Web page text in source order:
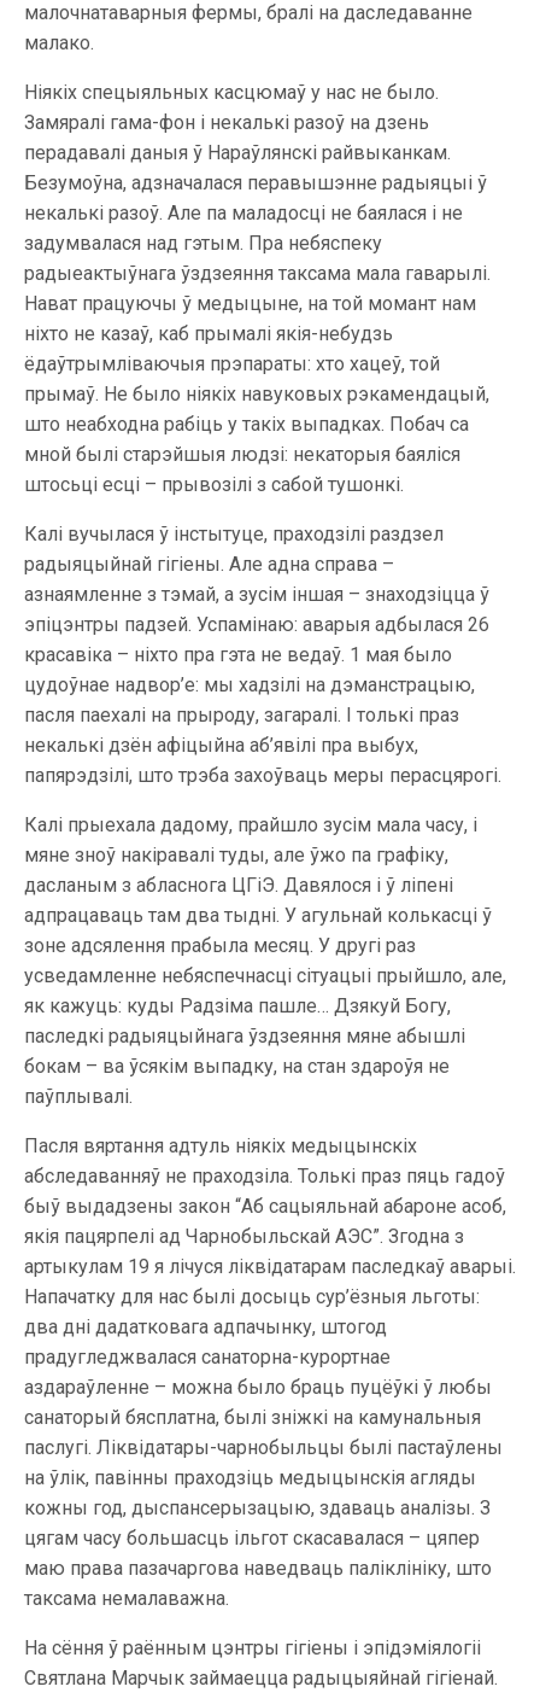
малочнатаварныя фермы, бралі на даследаванне
малако.
Ніякіх спецыяльных касцюмаў у нас не было.
Замяралі гама-фон і некалькі разоў на дзень
перадавалі даныя ў Нараўлянскі райвыканкам.
Безумоўна, адзначалася перавышэнне радыяцыі ў
некалькі разоў. Але па маладосці не баялася і не
задумвалася над гэтым. Пра небяспеку
радыеактыўнага ўздзеяння таксама мала гаварылі.
Нават працуючы ў медыцыне, на той момант нам
ніхто не казаў, каб прымалі якія-небудзь
ёдаўтрымліваючыя прэпараты: хто хацеў, той
прымаў. Не было ніякіх навуковых рэкамендацый,
што неабходна рабіць у такіх выпадках. Побач са
мной былі старэйшыя людзі: некаторыя баяліся
штосьці есці – прывозілі з сабой тушонкі.
Калі вучылася ў інстытуце, праходзілі раздзел
радыяцыйнай гігіены. Але адна справа –
азнаямленне з тэмай, а зусім іншая – знаходзіцца ў
эпіцэнтры падзей. Успамінаю: аварыя адбылася 26
красавіка – ніхто пра гэта не ведаў. 1 мая было
цудоўнае надвор’е: мы хадзілі на дэманстрацыю,
пасля паехалі на прыроду, загаралі. І толькі праз
некалькі дзён афіцыйна аб’явілі пра выбух,
папярэдзілі, што трэба захоўваць меры перасцярогі.
Калі прыехала дадому, прайшло зусім мала часу, і
мяне зноў накіравалі туды, але ўжо па графіку,
дасланым з абласнога ЦГіЭ. Давялося і ў ліпені
адпрацаваць там два тыдні. У агульнай колькасці ў
зоне адсялення прабыла месяц. У другі раз
усведамленне небяспечнасці сітуацыі прыйшло, але,
як кажуць: куды Радзіма пашле… Дзякуй Богу,
паследкі радыяцыйнага ўздзеяння мяне абышлі
бокам – ва ўсякім выпадку, на стан здароўя не
паўплывалі.
Пасля вяртання адтуль ніякіх медыцынскіх
абследаванняў не праходзіла. Толькі праз пяць гадоў
быў выдадзены закон “Аб сацыяльнай абароне асоб,
якія пацярпелі ад Чарнобыльскай АЭС”. Згодна з
артыкулам 19 я лічуся ліквідатарам паследкаў аварыі.
Напачатку для нас былі досыць сур’ёзныя льготы:
два дні дадатковага адпачынку, штогод
прадугледжвалася санаторна-курортнае
аздараўленне – можна было браць пуцёўкі ў любы
санаторый бясплатна, былі зніжкі на камунальныя
паслугі. Ліквідатары-чарнобыльцы былі пастаўлены
на ўлік, павінны праходзіць медыцынскія агляды
кожны год, дыспансерызацыю, здаваць аналізы. З
цягам часу большасць ільгот скасавалася – цяпер
маю права пазачаргова наведваць паліклініку, што
таксама немалаважна.
На сёння ў раённым цэнтры гігіены і эпідэміялогіі
Святлана Марчык займаецца радыцыяйнай гігіенай.